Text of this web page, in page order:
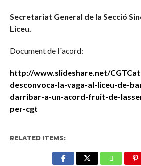
Secretariat General de la Secció
Liceu.
Document de l´acord:
http://www.slideshare.net/
desconvoca-la-vaga-al-liceu-de-
darribar-a-un-acord-fruit-de-
per-cgt
RELATED ITEMS: